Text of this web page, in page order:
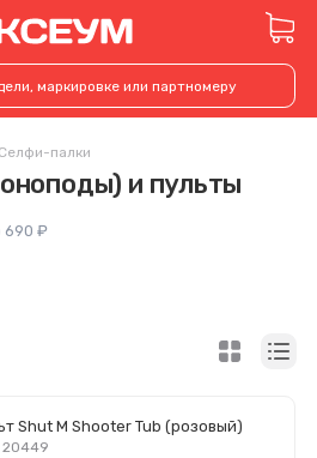
Селфи-палки
и пульты
690 ₽
Shut M Shooter Tub (розовый)
20449